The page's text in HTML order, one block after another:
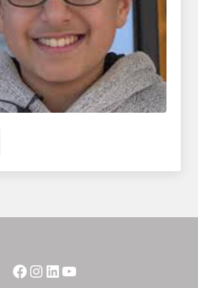
april 2020
Facebook
Instagram
LinkedIn
YouTube